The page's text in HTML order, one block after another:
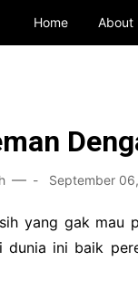
Home About
- September
yang gak mau
dunia ini baik